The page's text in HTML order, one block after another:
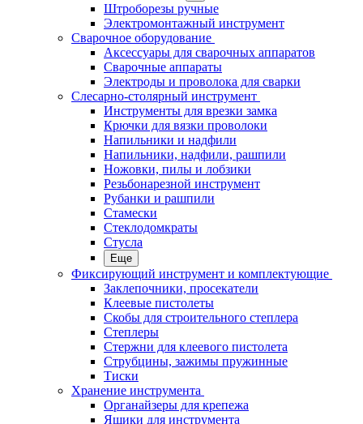
Штроборезы ручные
Электромонтажный инструмент
Сварочное оборудование
Аксессуары для сварочных аппаратов
Сварочные аппараты
Электроды и проволока для сварки
Слесарно-столярный инструмент
Инструменты для врезки замка
Крючки для вязки проволоки
Напильники и надфили
Напильники, надфили, рашпили
Ножовки, пилы и лобзики
Резьбонарезной инструмент
Рубанки и рашпили
Стамески
Стеклодомкраты
Стусла
Еще
Фиксирующий инструмент и комплектующие
Заклепочники, просекатели
Клеевые пистолеты
Скобы для строительного степлера
Степлеры
Стержни для клеевого пистолета
Струбцины, зажимы пружинные
Тиски
Хранение инструмента
Органайзеры для крепежа
Ящики для инструмента